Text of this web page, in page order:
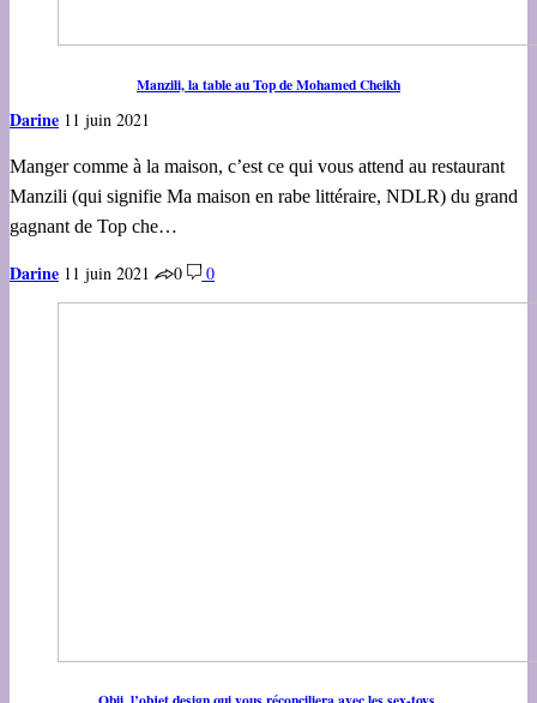
Manzili, la table au Top de Mohamed Cheikh
Darine 11 juin 2021
Manger comme à la maison, c’est ce qui vous attend au restaurant
Manzili (qui signifie Ma maison en rabe littéraire, NDLR) du grand
gagnant de Top che…
Darine 11 juin 2021 0 0